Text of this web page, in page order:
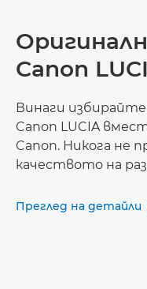
Canon
Винаги
Canon LUCIA
Canon. Никога не
качеството на
Преглед на детайли